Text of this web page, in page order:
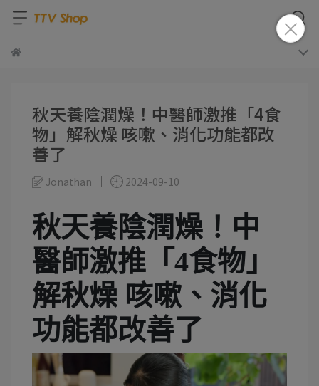
秋天養陰潤燥！中醫師激推「4食
物」解秋燥 咳嗽、消化功能都改
善了
Jonathan 2024-09-10
秋天養陰潤燥！中
醫師激推「4食物」
解秋燥 咳嗽、消化
功能都改善了